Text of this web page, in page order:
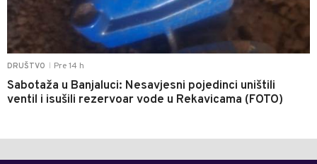
DRUŠTVO Pre 14 h
Sabotaža u Banjaluci: Nesavjesni pojedinci uništili
ventil i isušili rezervoar vode u Rekavicama (FOTO)